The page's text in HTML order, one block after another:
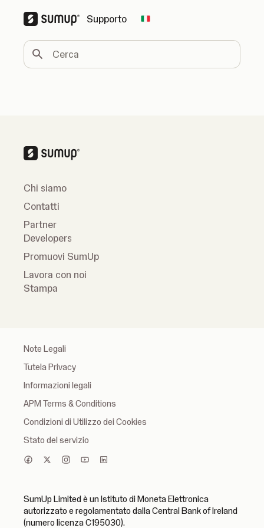
Supporto Change country
Cerca
Chi siamo
Contatti
Partner
Developers
Promuovi SumUp
Lavora con noi
Stampa
Note Legali
Tutela Privacy
Informazioni legali
APM Terms & Conditions
Condizioni di Utilizzo dei Cookies
Stato del servizio
SumUp Limited è un Istituto di Moneta Elettronica
autorizzato e regolamentato dalla Central Bank of Ireland
(numero licenza C195030).